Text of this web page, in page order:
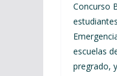
Concurso
escuelas
pregrado,